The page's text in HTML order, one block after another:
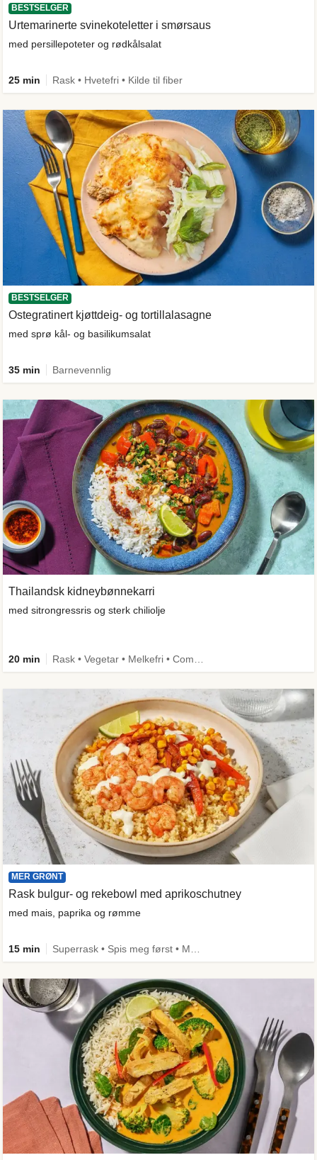
BESTSELGER
Urtemarinerte svinekoteletter i smørsaus
med persillepoteter og rødkålsalat
25 min Rask • Hvetefri • Kilde til fiber
BESTSELGER
Ostegratinert kjøttdeig- og tortillalasagne
med sprø kål- og basilikumsalat
35 min Barnevennlig
Thailandsk kidneybønnekarri
med sitrongressris og sterk chiliolje
20 min
MER GRØNT
Rask bulgur- og rekebowl med aprikoschutney
med mais, paprika og rømme
15 min